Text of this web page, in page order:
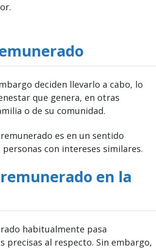
deciden llevarlo a cabo, lo
que genera, en otras
o de su comunidad.
es en un sentido
con intereses similares.
en la
habitualmente pasa
precisas al respecto. Sin embargo,